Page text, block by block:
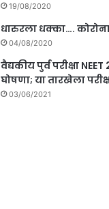
19/08/2020
धारुरला धक्का….
04/08/2020
वैद्यकीय पुर्व परीक्षा
घोषणा; या तारखेला
03/06/2021